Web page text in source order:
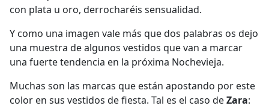
con plata u oro, derrocharéis sensualidad.
Y como una imagen vale más que dos palabras os dejo
una muestra de algunos vestidos que van a marcar
una fuerte tendencia en la próxima Nochevieja.
Muchas son las marcas que están apostando por este
color en sus vestidos de fiesta. Tal es el caso deZara: